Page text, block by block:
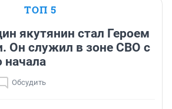
ТОП 5
якутянин стал Героем
Он служил в зоне СВО с
начала
Обсудить